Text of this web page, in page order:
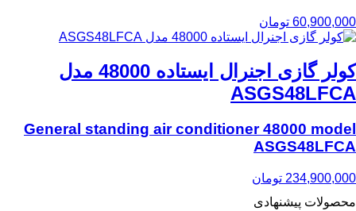
60,900,000 تومان
کولر گازی‌ اجنرال ایستاده 48000 مدل
ASGS48LFCA
General standing air conditioner 48000 model
ASGS48LFCA
234,900,000 تومان
محصولات پیشنهادی